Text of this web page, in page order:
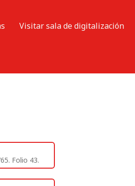
Visitar sala de digitalización
Folio 43.